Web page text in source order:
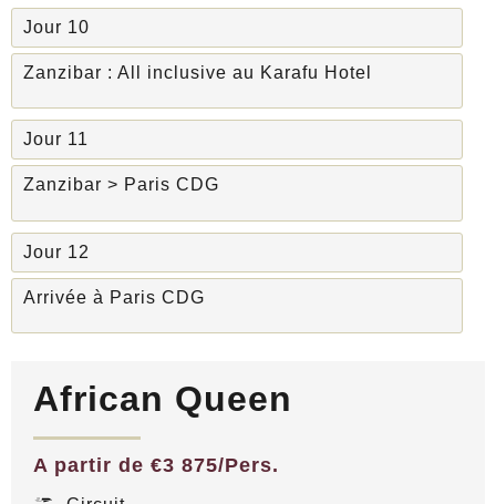
Jour 10
Zanzibar : All inclusive au Karafu Hotel
Jour 11
Zanzibar > Paris CDG
Jour 12
Arrivée à Paris CDG
African Queen
A partir de €3 875/Pers.